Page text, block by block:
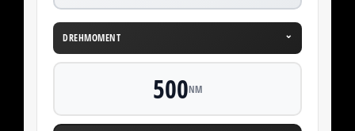
DREHMOMENT ⌄
500NM